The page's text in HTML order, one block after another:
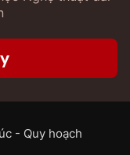
- Quy hoạch